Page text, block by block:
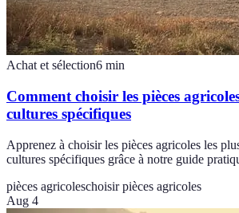
Achat et sélection6 min
Comment choisir les pièces
cultures spécifiques
Apprenez à choisir les pièces agricoles les
cultures spécifiques grâce à notre guide
pièces agricoleschoisir pièces agricoles
Aug 4